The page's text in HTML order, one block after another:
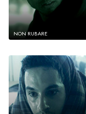
NON RUBARE